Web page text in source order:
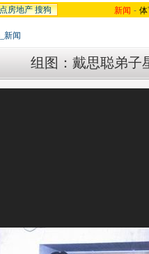
房地产 搜狗 新闻 -
新闻
组图：戴思聪弟子